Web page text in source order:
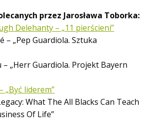
przez Jarosława Toborka:
Delehanty – „11 pierścieni”
– „Pep Guardiola. Sztuka
„Herr Guardiola. Projekt Bayern
„Być liderem”
What The All Blacks Can Teach
Of Life”